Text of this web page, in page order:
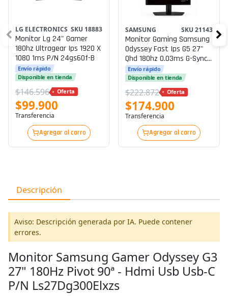
LG ELECTRONICS SKU 18883
Monitor Lg 24" Gamer
180hz Ultragear Ips 1920 X
1080 1ms P/n 24gs60f-B
Envío rápido
Disponible en tienda
$146.596 Oferta
$99.900
Transferencia
Agregar al carro
SAMSUNG SKU 21143
Monitor Gaming Samsung
Odyssey Fast Ips G5 27"
Qhd 180hz 0.03ms G-Sync
Freesync
Envío rápido
Disponible en tienda
$222.872 Oferta
$174.900
Transferencia
Agregar al carro
Descripción
Aviso: Descripción generada por IA. Puede contener
errores.
Monitor Samsung Gamer Odyssey G3
27" 180Hz Pivot 90ª - Hdmi Usb Usb-C
P/N Ls27Dg300Elxzs